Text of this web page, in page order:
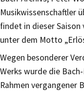
Musikwissenschaftler
findet in dieser
unter dem Motto
Wegen besonderer
Werks wurde die
Rahmen vergangener